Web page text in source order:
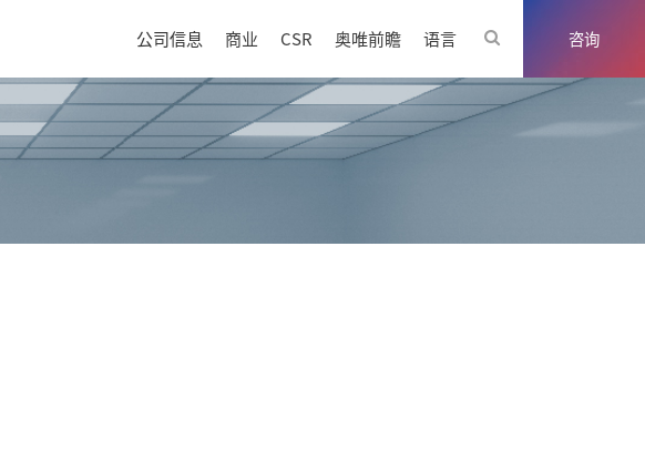
公司信息 商业 CSR 奥唯前瞻 语言 咨询